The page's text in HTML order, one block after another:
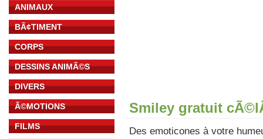
ANIMAUX
BÃ¢TIMENT
CORPS
DESSINS ANIMÃ©S
DIVERS
Ã©MOTIONS
FILMS
Smiley gratuit
Des emoticones à votre